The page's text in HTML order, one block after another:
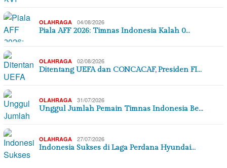
OLAHRAGA 04/08/2026
Piala AFF 2026: Timnas Indonesia Kalah 0…
OLAHRAGA 02/08/2026
Ditentang UEFA dan CONCACAF, Presiden FI…
OLAHRAGA 31/07/2026
Unggul Jumlah Pemain Timnas Indonesia Be…
OLAHRAGA 27/07/2026
Indonesia Sukses di Laga Perdana Hyundai…